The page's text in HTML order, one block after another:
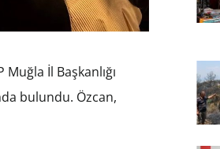
İl Başkanlığı
bulundu. Özcan,